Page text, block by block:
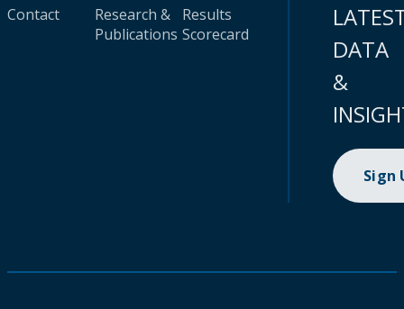
Contact
Research &
Publications
Results
Scorecard
DATA
&
Sign